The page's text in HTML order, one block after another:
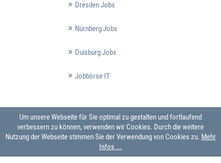
Dresden Jobs
Nürnberg Jobs
Duisburg Jobs
Jobbörse IT
Um unsere Webseite für Sie optimal zu gestalten und fortlaufend
verbessern zu können, verwenden wir Cookies. Durch die weitere
Nutzung der Webseite stimmen Sie der Verwendung von Cookies zu. Mehr
Infos ...